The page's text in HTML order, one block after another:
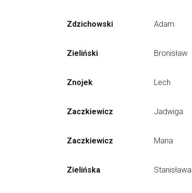
Zdzichowski Adam
Zieliński Bronisław
Znojek Lech
Zaczkiewicz Jadwiga
Zaczkiewicz Maria
Zielińska Stanisława